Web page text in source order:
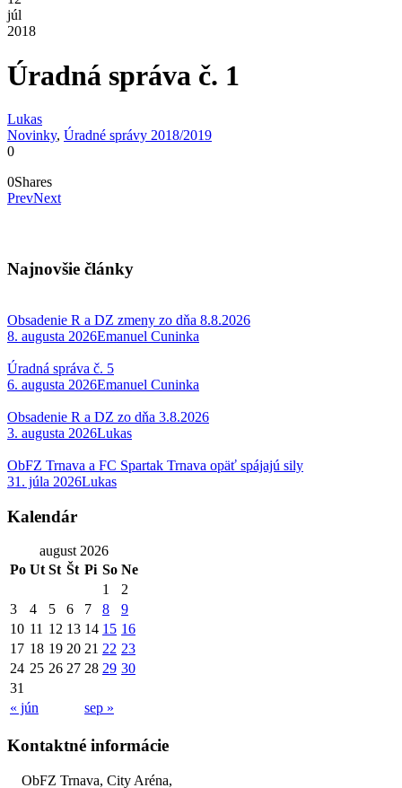
júl
2018
Úradná správa č. 1
Lukas
Novinky, Úradné správy 2018/2019
0
0Shares
PrevNext
Najnovšie články
Obsadenie R a DZ zmeny zo dňa 8.8.2026
8. augusta 2026Emanuel Cuninka
Úradná správa č. 5
6. augusta 2026Emanuel Cuninka
Obsadenie R a DZ zo dňa 3.8.2026
3. augusta 2026Lukas
ObFZ Trnava a FC Spartak Trnava opäť spájajú sily
31. júla 2026Lukas
Kalendár
august 2026
Po Ut St Št Pi So Ne
« jún sep »
1
2
3
4 5 6 7 8
9
10 11 12 13 14 15 16
17 18 19 20 21 22 23
24 25 26 27 28 29 30
31
Kontaktné informácie
ObFZ Trnava, City Aréna,